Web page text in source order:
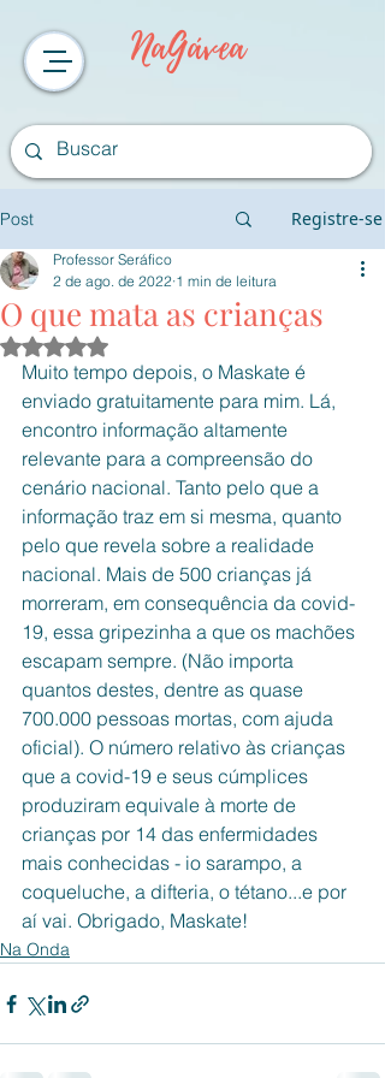
NaGávea
Post Registre-se
O que mata as crianças
Professor Seráfico
2 de ago. de 2022 1 min de leitura
Avaliado com NaN de 5 estrelas.
Muito tempo depois, o Maskate é
enviado gratuitamente para mim. Lá,
encontro informação altamente
relevante para a compreensão do
cenário nacional. Tanto pelo que a
informação traz em si mesma, quanto
pelo que revela sobre a realidade
nacional. Mais de 500 crianças já
morreram, em consequência da covid-
19, essa gripezinha a que os machões
escapam sempre. (Não importa
quantos destes, dentre as quase
700.000 pessoas mortas, com ajuda
oficial). O número relativo às crianças
que a covid-19 e seus cúmplices
produziram equivale à morte de
crianças por 14 das enfermidades
mais conhecidas - io sarampo, a
coqueluche, a difteria, o tétano...e por
aí vai. Obrigado, Maskate!
Na Onda